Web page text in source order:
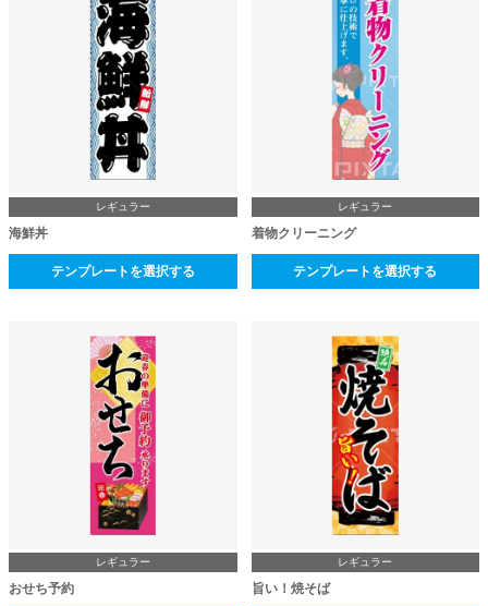
レギュラー
海鮮丼
テンプレートを選択する
レギュラー
着物クリーニング
テンプレートを選択する
レギュラー
おせち予約
レギュラー
旨い！焼そば